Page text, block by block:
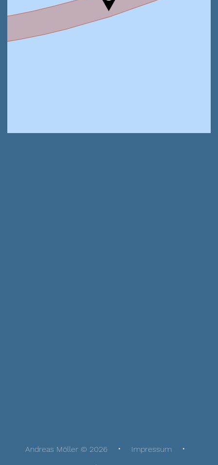
Andreas Möller © 2026
Impressum